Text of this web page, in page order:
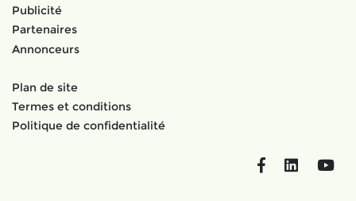
Publicité
Partenaires
Annonceurs
Plan de site
Termes et conditions
Politique de confidentialité
FacebookLinkedIn